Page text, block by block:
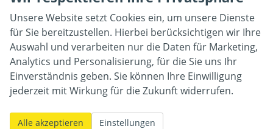
Kontaktaufnahme
Können wir Ihnen behilflich
sein?
Wir freuenuns auf Sie!
Unsere Website setzt Cookies ein, um unsere Dienste
für Sie bereitzustellen. Hierbei berücksichtigen wir Ihre
Auswahl und verarbeiten nur die Daten für Marketing,
Analytics und Personalisierung, für die Sie uns Ihr
Einverständnis geben. Sie können Ihre Einwilligung
jederzeit mit Wirkung für die Zukunft widerrufen.
Alle akzeptieren Einstellungen